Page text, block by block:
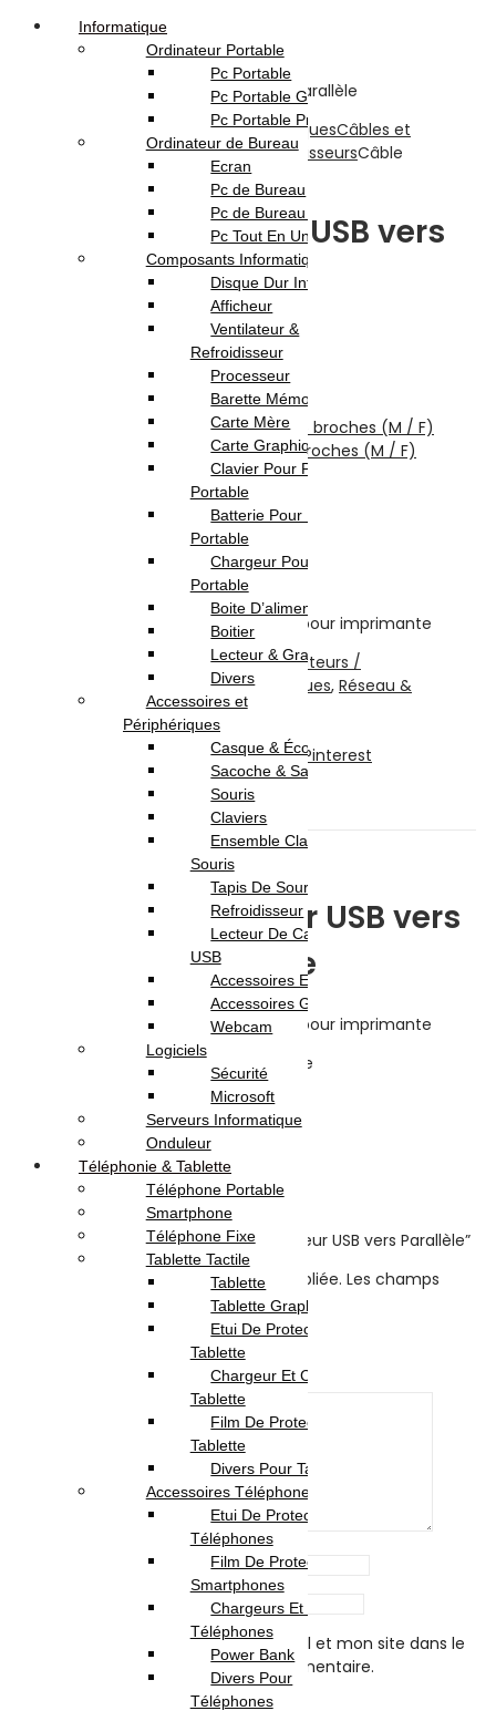
Réseau & ConnectiquesCâbles et
Connectiques
Adaptateurs / ConvertisseursCâble
adaptateur USB vers Parallèle
Câble adaptateur USB vers
Parallèle
Previous product
Câble USB Vers RS232 15.000DT
Convertisseur VGA S-link SL-15FM 15 broches (M / F)
Rupture de stock
Câble adaptateur USB vers Parallèle pour imprimante
1284-USB/P Catégories :Adaptateurs /
Câbles et Connectiques, Réseau &
Connectiques
Twitter LinkedIn Telegram Pinterest
Description
Câble adaptateur USB vers
Parallèle
Câble adaptateur USB vers Parallèle pour imprimante
Reviews
There are no reviews yet.
Be the first to review “Câble adaptateur USB vers Parallèle”
Votre adresse e-mail ne sera pas publiée. Les champs
obligatoires sont indiqués avec*
Enregistrer mon nom, mon e-mail et mon site dans le
navigateur pour mon prochain commentaire.
Informatique
Ordinateur Portable
Pc Portable
Pc Portable Gamer
Pc Portable Pro
Ordinateur de Bureau
Ecran
Pc de Bureau
Pc de Bureau Gamer
Pc Tout En Un
Composants Informatique
Disque Dur Interne
Afficheur
Ventilateur &
Refroidisseur
Processeur
Barette Mémoire
Carte Mère
Carte Graphique
Clavier Pour Pc
Portable
Batterie Pour Pc
Portable
Chargeur Pour Pc
Portable
Boite D’alimentation
Boitier
Lecteur & Graveur
Divers
Accessoires et
Périphériques
Casque & Écouteur
Sacoche & Sac A Dos
Souris
Claviers
Ensemble Clavier et
Souris
Tapis De Souris
Refroidisseur
Lecteur De Cartes & Hub
USB
Accessoires Ecran
Accessoires Gaming
Webcam
Logiciels
Sécurité
Microsoft
Serveurs Informatique
Onduleur
Téléphonie & Tablette
Téléphone Portable
Smartphone
Téléphone Fixe
Tablette Tactile
Tablette
Tablette Graphique
Etui De Protection Pour
Tablette
Chargeur Et Cable Pour
Tablette
Film De Protection Pour
Tablette
Divers Pour Tablette
Accessoires Téléphones
Etui De Protection Pour
Téléphones
Film De Protection Pour
Smartphones
Chargeurs Et Câbles Pour
Téléphones
Power Bank
Divers Pour
Téléphones